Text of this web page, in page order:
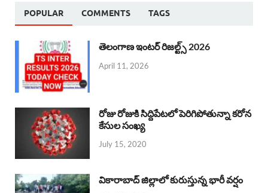
POPULAR COMMENTS TAGS
తెలంగాణ ఇంటర్ రిజల్ట్స్ 2026
April 11, 2026
రోజు రోజుకి సిద్దిపేటలో పెరిగిపోతున్నా కరోన
కేసుల సంఖ్య
July 15, 2020
వికారాబాద్ జిల్లాలో కురుస్తున్న భారీ వర్షం